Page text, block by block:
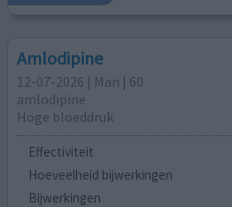
Amlodipine
12-07-2026 | Man | 60
amlodipine
Hoge bloeddruk
Effectiviteit
Hoeveelheid bijwerkingen
Bijwerkingen